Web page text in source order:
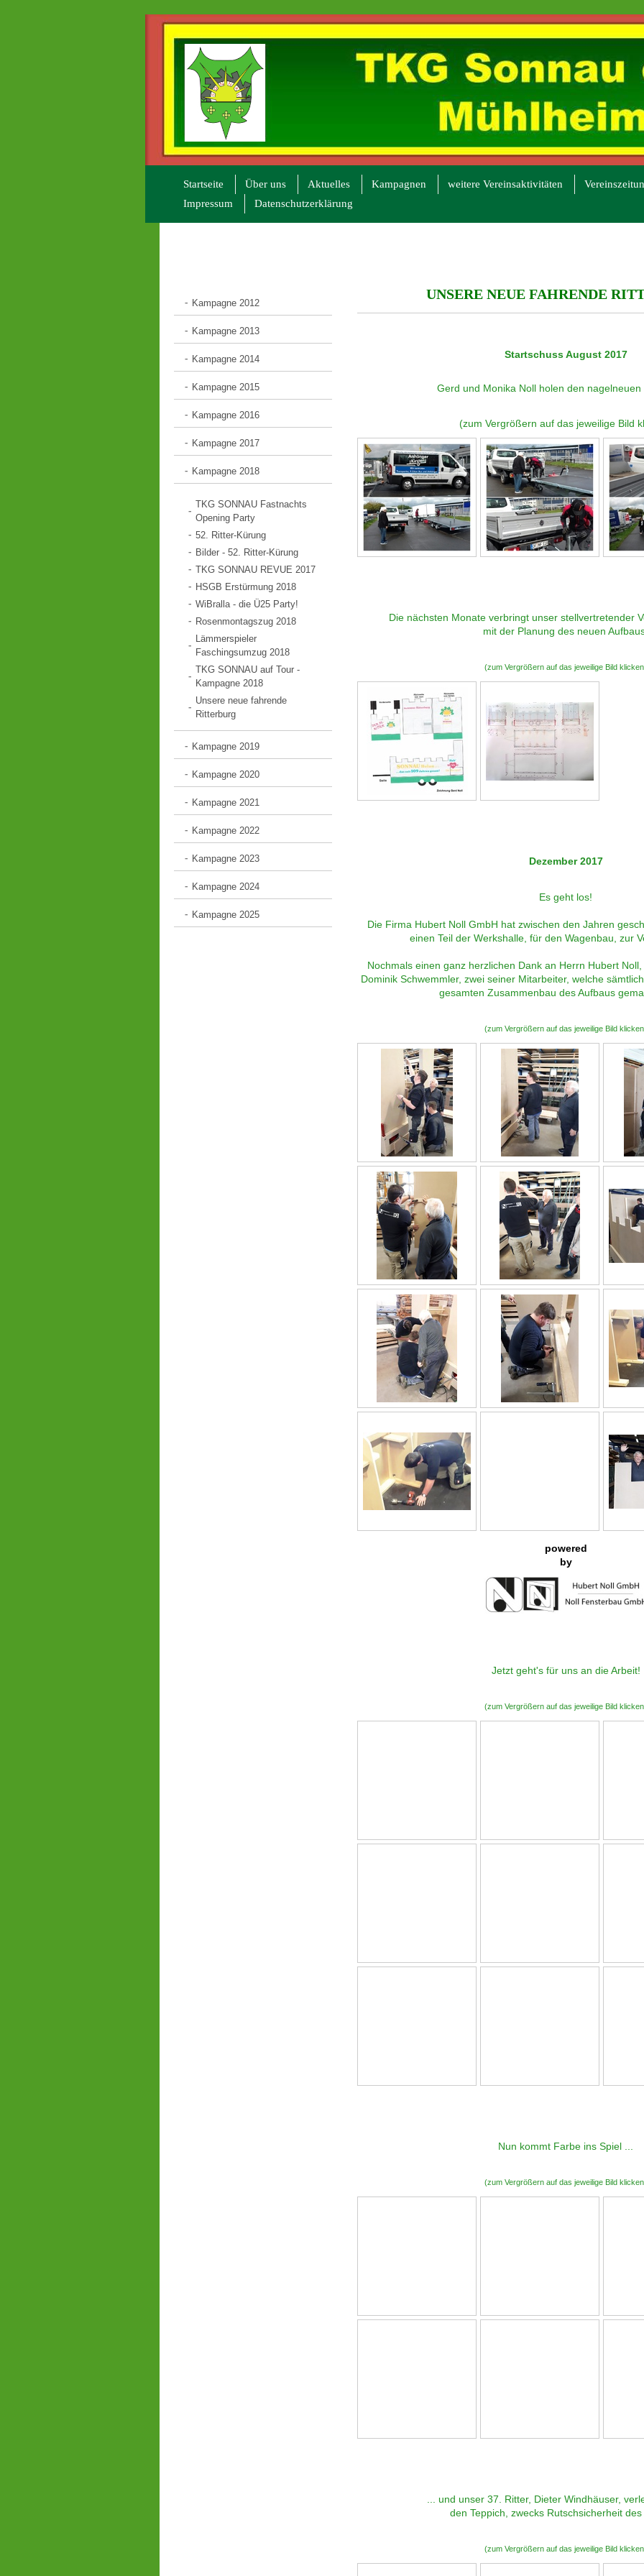
Startseite Über uns Aktuelles Kampagnen weitere Vereinsaktivitäten
Impressum
Datenschutzerklärung
Kampagne 2012
Kampagne 2013
Kampagne 2014
Kampagne 2015
Kampagne 2016
Kampagne 2017
Kampagne 2018
TKG SONNAU Fastnachts
Opening Party
52. Ritter-Kürung
Bilder - 52. Ritter-Kürung
TKG SONNAU REVUE 2017
HSGB Erstürmung 2018
WiBralla - die Ü25 Party!
Rosenmontagszug 2018
Lämmerspieler
Faschingsumzug 2018
TKG SONNAU auf Tour -
Kampagne 2018
Unsere neue fahrende
Ritterburg
Kampagne 2019
Kampagne 2020
Kampagne 2021
Kampagne 2022
Kampagne 2023
Kampagne 2024
Kampagne 2025
UNSERE NEUE FAHRENDE
Startschuss August 2017
Gerd und Monika Noll holen den nagelneuen
(zum Vergrößern auf das jeweilige Bild
Die nächsten Monate verbringt unser stellvertretender
mit der Planung des neuen
(zum Vergrößern auf das jeweilige Bild
Dezember 2017
Es geht los!
Die Firma Hubert Noll GmbH hat zwischen den Jahren
einen Teil der Werkshalle, für den Wagenbau, zur
Nochmals einen ganz herzlichen Dank an Herrn Hubert
Dominik Schwemmler, zwei seiner Mitarbeiter, welche
gesamten Zusammenbau des Aufbaus
(zum Vergrößern auf das jeweilige Bild
powered
by
Jetzt geht's für uns an die Arbeit!
(zum Vergrößern auf das jeweilige Bild
Nun kommt Farbe ins Spiel ...
(zum Vergrößern auf das jeweilige Bild
... und unser 37. Ritter, Dieter Windhäuser,
den Teppich, zwecks Rutschsicherheit
(zum Vergrößern auf das jeweilige Bild